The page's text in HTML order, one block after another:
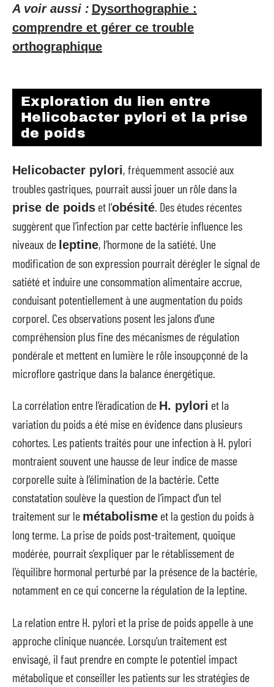
A voir aussi : Dysorthographie :
comprendre et gérer ce trouble
orthographique
Exploration du lien entre
Helicobacter pylori et la prise
de poids
Helicobacter pylori, fréquemment associé aux
troubles gastriques, pourrait aussi jouer un rôle dans la
prise de poids et l’obésité . Des études récentes
suggèrent que l’infection par cette bactérie influence les
niveaux de leptine, l’hormone de la satiété. Une
modification de son expression pourrait dérégler le signal de
satiété et induire une consommation alimentaire accrue,
conduisant potentiellement à une augmentation du poids
corporel. Ces observations posent les jalons d’une
compréhension plus fine des mécanismes de régulation
pondérale et mettent en lumière le rôle insoupçonné de la
microflore gastrique dans la balance énergétique.
La corrélation entre l’éradication de H. pylori et la
variation du poids a été mise en évidence dans plusieurs
cohortes. Les patients traités pour une infection à H. pylori
montraient souvent une hausse de leur indice de masse
corporelle suite à l’élimination de la bactérie. Cette
constatation soulève la question de l’impact d’un tel
traitement sur le métabolisme et la gestion du poids à
long terme. La prise de poids post-traitement, quoique
modérée, pourrait s’expliquer par le rétablissement de
l’équilibre hormonal perturbé par la présence de la bactérie,
notamment en ce qui concerne la régulation de la leptine.
La relation entre H. pylori et la prise de poids appelle à une
approche clinique nuancée. Lorsqu’un traitement est
envisagé, il faut prendre en compte le potentiel impact
métabolique et conseiller les patients sur les stratégies de